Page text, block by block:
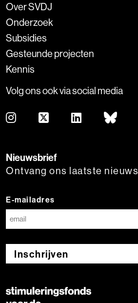
Over SVDJ
Onderzoek
Subsidies
Gesteunde projecten
Kennis
Volg ons ook via social media
Nieuwsbrief
Ontvang ons laatste nieuws
E-mailadres
Inschrijven